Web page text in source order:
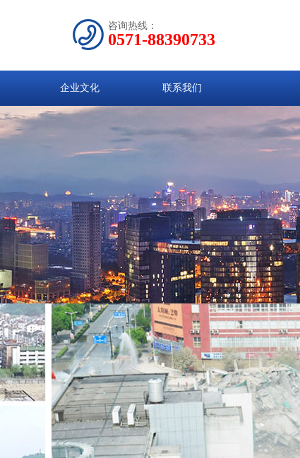
咨询热线：
0571-88390733
企业文化 联系我们